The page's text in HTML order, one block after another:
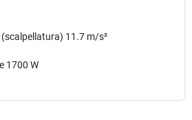
11.7 m/s²
1700 W